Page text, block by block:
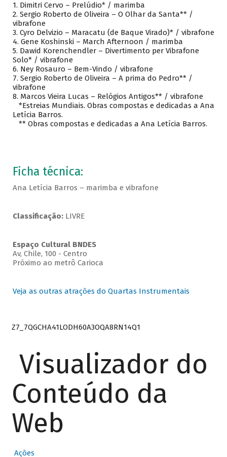
1. Dimitri Cervo – Prelúdio* / marimba
2. Sergio Roberto de Oliveira – O Olhar da Santa** /
vibrafone
3. Cyro Delvizio – Maracatu (de Baque Virado)* / vibrafone
4. Gene Koshinski – March Afternoon / marimba
5. Dawid Korenchendler – Divertimento per Vibrafone
Solo* / vibrafone
6. Ney Rosauro – Bem-Vindo / vibrafone
7. Sergio Roberto de Oliveira – A prima do Pedro** /
vibrafone
8. Marcos Vieira Lucas – Relógios Antigos** / vibrafone
*Estreias Mundiais. Obras compostas e dedicadas a Ana
Letícia Barros.
** Obras compostas e dedicadas a Ana Letícia Barros.
Ficha técnica:
Ana Letícia Barros – marimba e vibrafone
Classificação:LIVRE
Espaço Cultural BNDES
Av, Chile, 100 - Centro
Próximo ao metrô Carioca
Veja as outras atrações do Quartas Instrumentais
Z7_7QGCHA41LODH60A3OQA8RN14Q1
Visualizador do
Conteúdo da
Web
Ações